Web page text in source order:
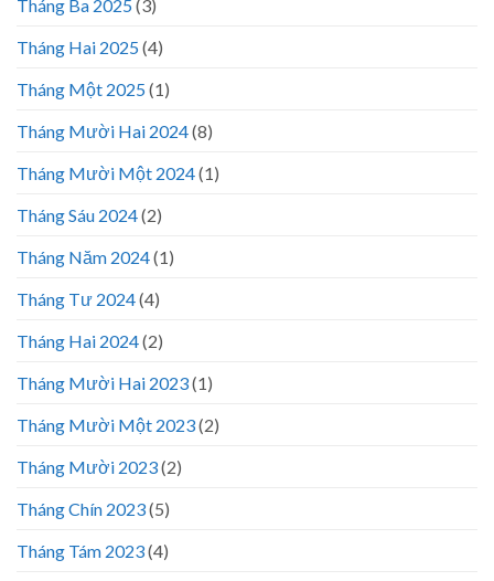
Tháng Ba 2025(3)
Tháng Hai 2025(4)
Tháng Một 2025(1)
Tháng Mười Hai 2024(8)
Tháng Mười Một 2024(1)
Tháng Sáu 2024(2)
Tháng Năm 2024(1)
Tháng Tư 2024(4)
Tháng Hai 2024(2)
Tháng Mười Hai 2023(1)
Tháng Mười Một 2023(2)
Tháng Mười 2023(2)
Tháng Chín 2023(5)
Tháng Tám 2023(4)